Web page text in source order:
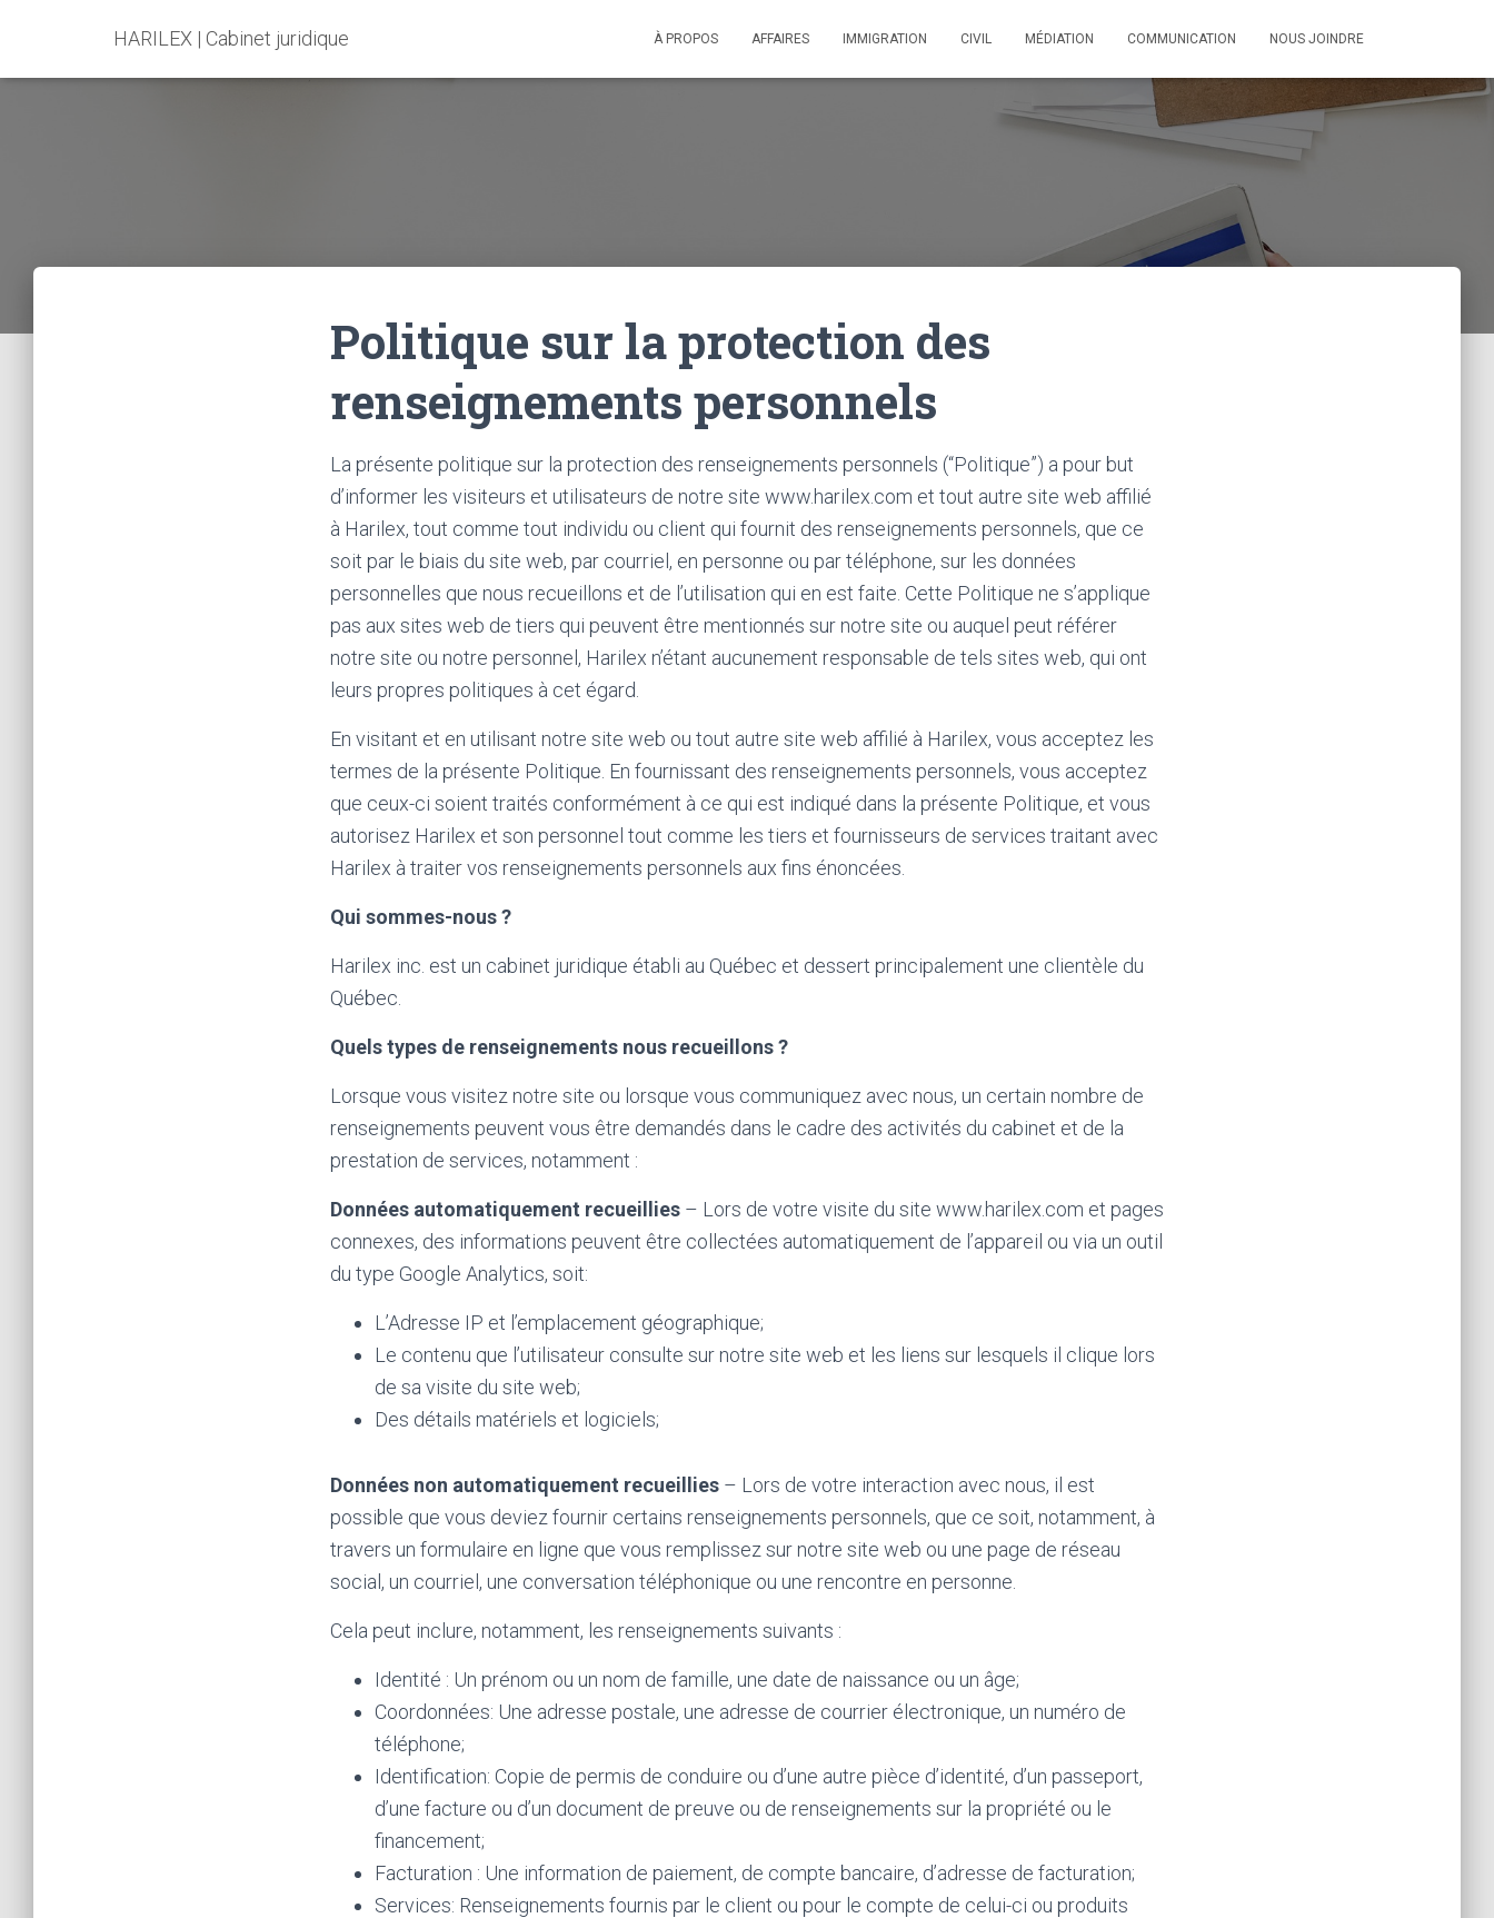
HARILEX | Cabinet juridique À PROPOS AFFAIRES IMMIGRATION CIVIL MÉDIATION COMMUNICATION NOUS JOINDRE
Politique sur la protection des
renseignements personnels
La présente politique sur la protection des renseignements personnels (“Politique”) a pour but
d’informer les visiteurs et utilisateurs de notre site www.harilex.com et tout autre site web affilié
à Harilex, tout comme tout individu ou client qui fournit des renseignements personnels, que ce
soit par le biais du site web, par courriel, en personne ou par téléphone, sur les données
personnelles que nous recueillons et de l’utilisation qui en est faite. Cette Politique ne s’applique
pas aux sites web de tiers qui peuvent être mentionnés sur notre site ou auquel peut référer
notre site ou notre personnel, Harilex n’étant aucunement responsable de tels sites web, qui ont
leurs propres politiques à cet égard.
En visitant et en utilisant notre site web ou tout autre site web affilié à Harilex, vous acceptez les
termes de la présente Politique. En fournissant des renseignements personnels, vous acceptez
que ceux-ci soient traités conformément à ce qui est indiqué dans la présente Politique, et vous
autorisez Harilex et son personnel tout comme les tiers et fournisseurs de services traitant avec
Harilex à traiter vos renseignements personnels aux fins énoncées.
Qui sommes-nous ?
Harilex inc. est un cabinet juridique établi au Québec et dessert principalement une clientèle du
Québec.
Quels types de renseignements nous recueillons ?
Lorsque vous visitez notre site ou lorsque vous communiquez avec nous, un certain nombre de
renseignements peuvent vous être demandés dans le cadre des activités du cabinet et de la
prestation de services, notamment :
Données automatiquement recueillies – Lors de votre visite du site www.harilex.com et pages
connexes, des informations peuvent être collectées automatiquement de l’appareil ou via un outil
du type Google Analytics, soit:
L’Adresse IP et l’emplacement géographique;
Le contenu que l’utilisateur consulte sur notre site web et les liens sur lesquels il clique lors
de sa visite du site web;
Des détails matériels et logiciels;
Données non automatiquement recueillies – Lors de votre interaction avec nous, il est
possible que vous deviez fournir certains renseignements personnels, que ce soit, notamment, à
travers un formulaire en ligne que vous remplissez sur notre site web ou une page de réseau
social, un courriel, une conversation téléphonique ou une rencontre en personne.
Cela peut inclure, notamment, les renseignements suivants :
Identité : Un prénom ou un nom de famille, une date de naissance ou un âge;
Coordonnées: Une adresse postale, une adresse de courrier électronique, un numéro de
téléphone;
Identification: Copie de permis de conduire ou d’une autre pièce d’identité, d’un passeport,
d’une facture ou d’un document de preuve ou de renseignements sur la propriété ou le
financement;
Facturation : Une information de paiement, de compte bancaire, d’adresse de facturation;
Services: Renseignements fournis par le client ou pour le compte de celui-ci ou produits